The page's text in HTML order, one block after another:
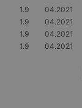
1.9
04.2021
1.9
04.2021
1.9
04.2021
1.9
04.2021